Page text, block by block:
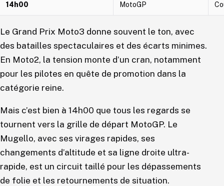
14h00 MotoGP
Le Grand Prix Moto3 donne souvent le ton, avec
des batailles spectaculaires et des écarts minimes.
En Moto2, la tension monte d’un cran, notamment
pour les pilotes en quête de promotion dans la
catégorie reine.
Mais c’est bien à 14h00 que tous les regards se
tournent vers la grille de départ MotoGP. Le
Mugello, avec ses virages rapides, ses
changements d’altitude et sa ligne droite ultra-
rapide, est un circuit taillé pour les dépassements
de folie et les retournements de situation.